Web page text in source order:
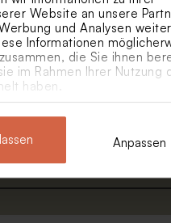
Website an unsere
und Analysen
Informationen
die Sie ihnen
im Rahmen Ihrer Nutzung
haben.
Anpassen
up to date.
Anmelden